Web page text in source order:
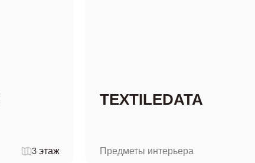
3 этаж
TEXTILEDATA
Предметы интерьера